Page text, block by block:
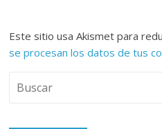
Este sitio usa Akismet para
se procesan los datos de tus